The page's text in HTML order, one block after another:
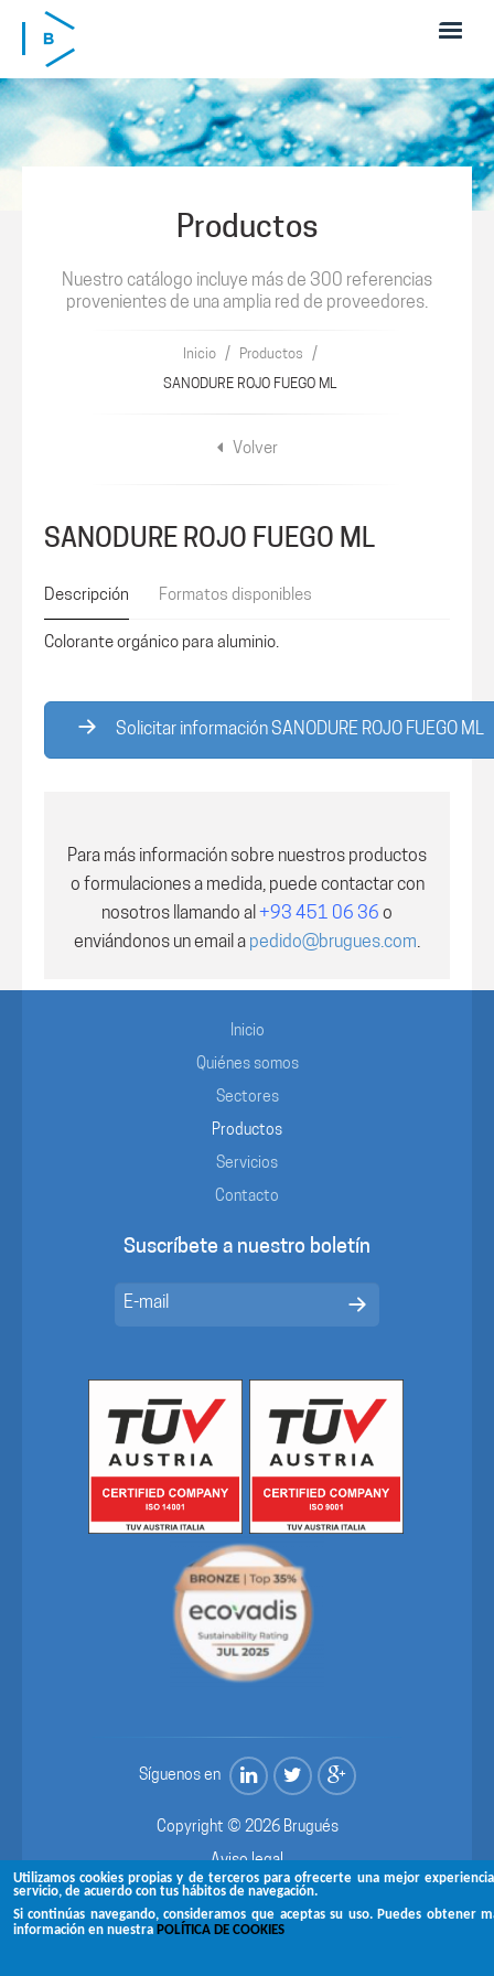
Utilizamos cookies propias y de terceros para ofrecerte una mejor
servicio, de acuerdo con tus hábitos de navegación.
Si continúas navegando, consideramos que aceptas su uso. Puedes obtener
información en nuestra POLÍTICA DE COOKIES
Pasar al contenido principal
Productos
Nuestro catálogo incluye más de 300 referencias
provenientes de una amplia red de proveedores.
Inicio / Productos /
SANODURE ROJO FUEGO ML
Volver
SANODURE ROJO FUEGO ML
Descripción Formatos disponibles
Colorante orgánico para aluminio.
Solicitar información SANODURE ROJO FUEGO ML
Para más información sobre nuestros productos
o formulaciones a medida, puede contactar con
nosotros llamando al +93 451 06 36 o
enviándonos un email a pedido@brugues.com.
Inicio
Quiénes somos
Sectores
Productos
Servicios
Contacto
Suscríbete a nuestro boletín
Síguenos en
Copyright © 2026 Brugués
Aviso legal
Canal de denuncias
Política de privacidad